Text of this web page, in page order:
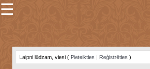
×
☰
Laipni lūdzam, viesi ( Pieteikties | Reģistrēties )